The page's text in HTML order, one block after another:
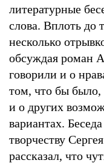
литературные
слова. Вплоть до
несколько
обсуждая роман
говорили и о
том, что бы было,
и о других
вариантах.
творчеству
рассказал, что